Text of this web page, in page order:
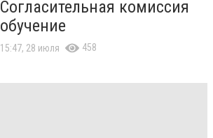
Согласительная комиссия
обучение
15:47, 28 июля 458